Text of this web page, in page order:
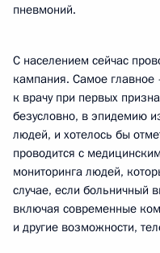
пневмоний.
С населением сейчас
кампания. Самое
к врачу при первых
безусловно, в эпидемию
людей, и хотелось бы
проводится с
мониторинга людей,
случае, если больничный
включая современные
и другие возможности,